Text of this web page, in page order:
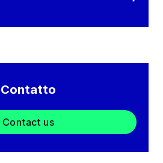
Contatto
Contact us